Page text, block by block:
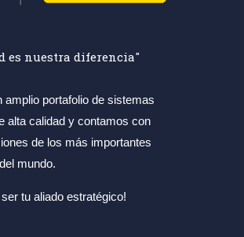
es nuestra diferencia"
amplio portafolio de sistemas
alta calidad y contamos con
de los más importantes
mundo.
tu aliado estratégico!